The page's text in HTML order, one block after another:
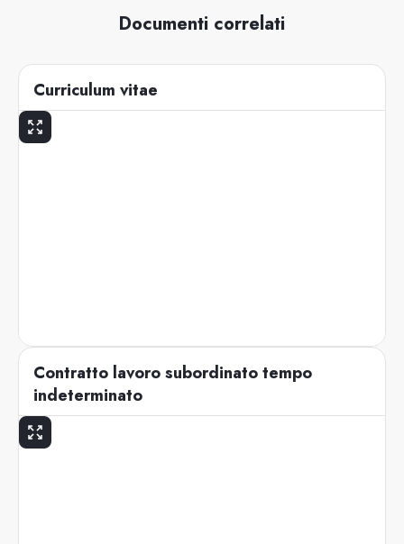
Documenti correlati
Curriculum vitae
Contratto lavoro subordinato tempo
indeterminato